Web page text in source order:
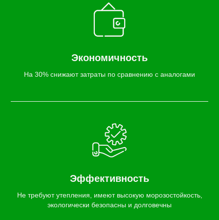
Экономичность
На 30% снижают затраты по сравнению с аналогами
Эффективность
Не требуют утепления, имеют высокую морозостойкость,
экологически безопасны и долговечны